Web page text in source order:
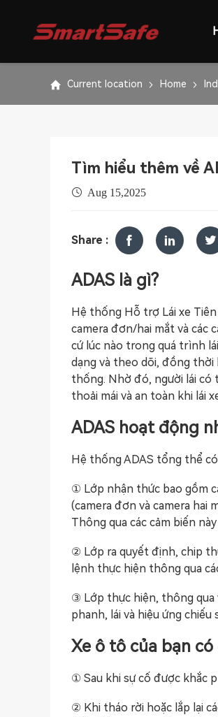
Current location Home
Tìm hiểu thêm về
Aug 15,2025
Share :
ADAS là gì?
Hệ thống Hỗ trợ Lái xe Tiên
camera đơn/hai mắt và các
cứ lúc nào trong quá trình
dạng và theo dõi, đồng
thống. Nhờ đó, người lái có
thoải mái và an toàn khi lái
ADAS hoạt động
Hệ thống ADAS tổng thể
① Lớp nhận thức bao gồm
(camera đơn và camera hai
Thông qua các cảm biến
② Lớp ra quyết định, chip
lệnh thực hiện thông qua
③ Lớp thực hiện, thông qua
phanh, lái và hiệu ứng chiếu
Xe ô tô của bạn có
① Sau khi sự cố được khắc
② Khi tháo rời hoặc lắp lại